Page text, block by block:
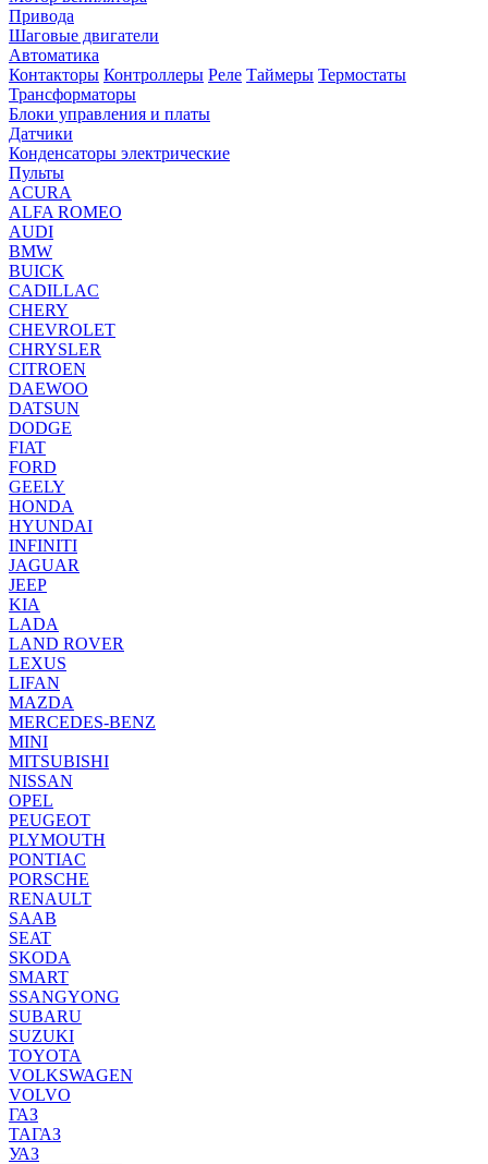
Привода
Шаговые двигатели
Автоматика
Контакторы Контроллеры Реле Таймеры Термостаты
Трансформаторы
Блоки управления и платы
Датчики
Конденсаторы электрические
Пульты
ACURA
ALFA ROMEO
AUDI
BMW
BUICK
CADILLAC
CHERY
CHEVROLET
CHRYSLER
CITROEN
DAEWOO
DATSUN
DODGE
FIAT
FORD
GEELY
HONDA
HYUNDAI
INFINITI
JAGUAR
JEEP
KIA
LADA
LAND ROVER
LEXUS
LIFAN
MAZDA
MERCEDES-BENZ
MINI
MITSUBISHI
NISSAN
OPEL
PEUGEOT
PLYMOUTH
PONTIAC
PORSCHE
RENAULT
SAAB
SEAT
SKODA
SMART
SSANGYONG
SUBARU
SUZUKI
TOYOTA
VOLKSWAGEN
VOLVO
ГАЗ
ТАГАЗ
УАЗ